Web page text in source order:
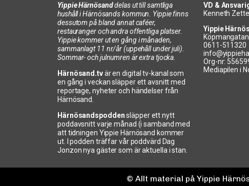
Yippie Härnösanddelas ut till samtliga
hushåll i Härnösands kommun. Yippie finns
dessutom på bland annat caféer,
restauranger och andra offentliga platser.
Yippie kommer ut en gång i månaden,
sammanlagt 11 nr/år (uppehåll under juli).
Sommar- och julnumren är extra tjocka.
Härnösand.tvär en digital tv-kanal som
en gång i veckan släpper ett avsnitt med
reportage, nyheter och händelser från
Härnösand.
Härnösandspoddensläpper ett nytt
poddavsnitt varje månad (i samband med
att tidningen Yippie Härnösand kommer
ut. I podden träffar vår poddvärd Dag
Jonzon nya gäster som är aktuella i stan.
VD &
Kenneth
Yippie
0611-511320
Org-nr:
Mediapilen i
© Allt material på Yippie